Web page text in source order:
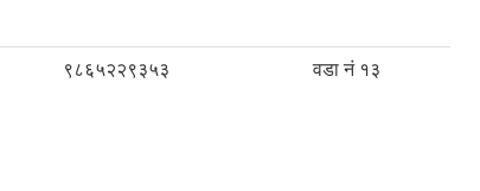
९८६५२२९३५३ वडा नं १३